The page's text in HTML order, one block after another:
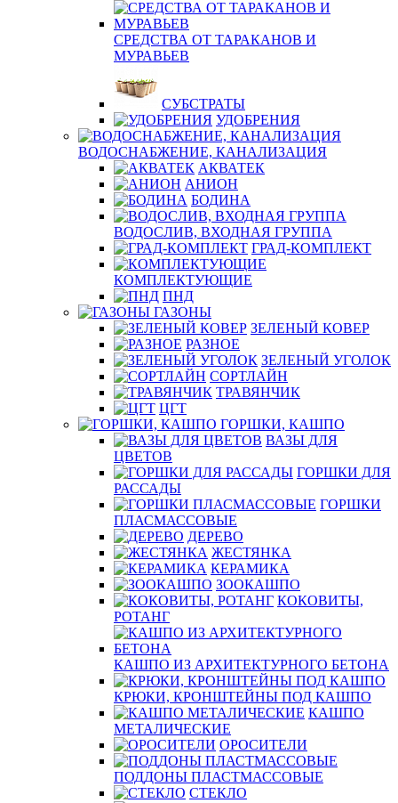
СРЕДСТВА ОТ ТАРАКАНОВ И
МУРАВЬЕВ
СУБСТРАТЫ
УДОБРЕНИЯ
ВОДОСНАБЖЕНИЕ, КАНАЛИЗАЦИЯ
АКВАТЕК
АНИОН
БОДИНА
ВОДОСЛИВ, ВХОДНАЯ ГРУППА
ГРАД-КОМПЛЕКТ
КОМПЛЕКТУЮЩИЕ
ПНД
ГАЗОНЫ
ЗЕЛЕНЫЙ КОВЕР
РАЗНОЕ
ЗЕЛЕНЫЙ УГОЛОК
СОРТЛАЙН
ТРАВЯНЧИК
ЦГТ
ГОРШКИ, КАШПО
ВАЗЫ ДЛЯ
ЦВЕТОВ
ГОРШКИ ДЛЯ
РАССАДЫ
ГОРШКИ
ПЛАСМАССОВЫЕ
ДЕРЕВО
ЖЕСТЯНКА
КЕРАМИКА
ЗООКАШПО
КОКОВИТЫ,
РОТАНГ
КАШПО ИЗ АРХИТЕКТУРНОГО БЕТОНА
КРЮКИ, КРОНШТЕЙНЫ ПОД КАШПО
КАШПО
МЕТАЛИЧЕСКИЕ
ОРОСИТЕЛИ
ПОДДОНЫ ПЛАСТМАССОВЫЕ
СТЕКЛО